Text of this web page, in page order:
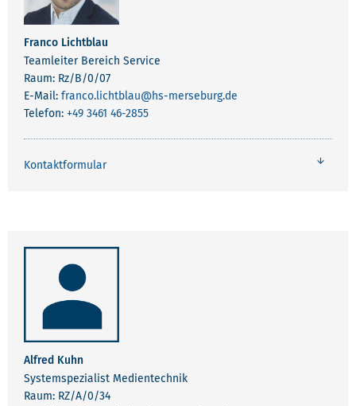
Franco Lichtblau
Teamleiter Bereich Service
Raum: Rz/B/0/07
E-Mail: franco.lichtblau@hs-merseburg.de
Telefon: +49 3461 46-2855
Kontaktformular
MITARBEITENDE SERVICE UND INNOVATION
Alfred Kuhn
Systemspezialist Medientechnik
Raum: RZ/A/0/34